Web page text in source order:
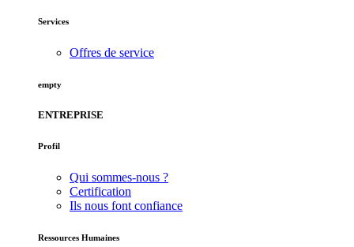
Services
Offres de service
empty
ENTREPRISE
Profil
Qui sommes-nous ?
Certification
Ils nous font confiance
Ressources Humaines